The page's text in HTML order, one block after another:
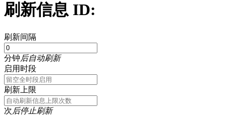
刷新信息 ID:
刷新间隔
分钟后自动刷新
启用时段
刷新上限
次后停止刷新